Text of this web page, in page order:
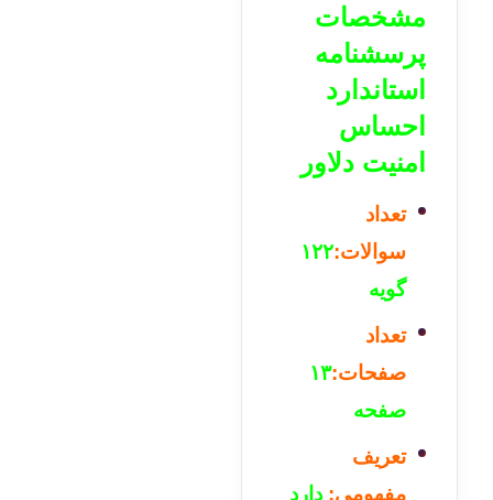
مشخصات
پرسشنامه
استاندارد
احساس
امنیت دلاور
تعداد
سوالات:۱۲۲
گویه
تعداد
صفحات:۱۳
صفحه
تعریف
مفهومی:دارد